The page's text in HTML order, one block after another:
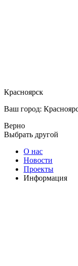
Красноярск
Ваш город:
Верно
Выбрать другой
О нас
Новости
Проекты
Информация